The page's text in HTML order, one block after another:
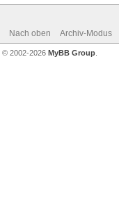
Nach oben Archiv-Modus
, © 2002-2026 MyBB Group